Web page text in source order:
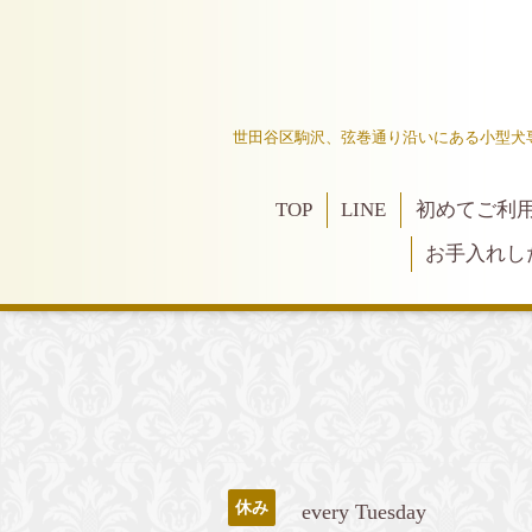
世田谷区駒沢、弦巻通り沿いにある小型
TOP LINE
初めてご利
お手入れ
休み every Tuesday